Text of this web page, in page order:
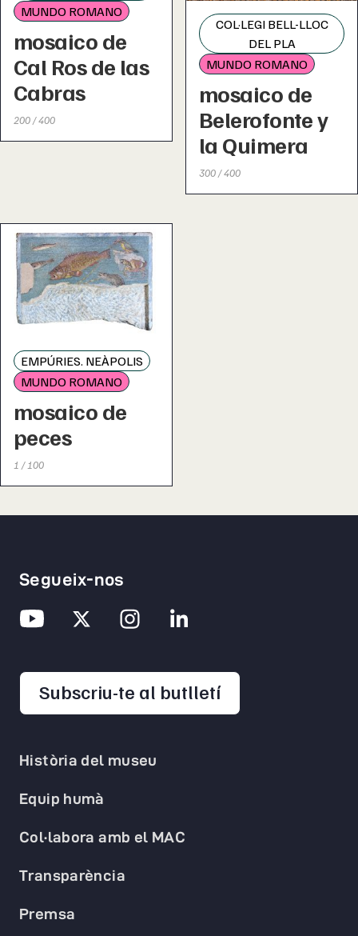
MUNDO ROMANO
mosaico de
Cal Ros de las
Cabras
200 / 400
COL·LEGI BELL-LLOC
DEL PLA
MUNDO ROMANO
mosaico de
Belerofonte y
la Quimera
300 / 400
EMPÚRIES. NEÀPOLIS
MUNDO ROMANO
mosaico de
peces
1 / 100
Història del museu
Equip humà
Col·labora amb el MAC
Transparència
Premsa
Segueix-nos
Subscriu-te al butlletíopens in a new